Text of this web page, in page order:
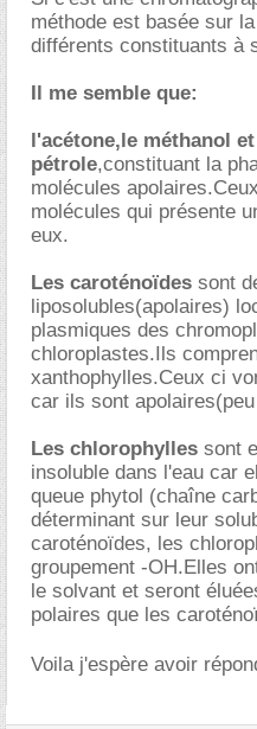
méthode est basée sur
différents constituants à
Il me semble que:
l'acétone,le méthanol
pétrole,constituant la
molécules
molécules qui présente
eux.
Les caroténoïdes sont
liposolubles(apolaires)
plasmiques des
chloroplastes.Ils
xanthophylles.Ceux ci
car ils sont
Les chlorophylles sont
insoluble dans l'eau car
queue phytol (chaîne
déterminant sur leur
caroténoïdes, les
groupement -OH.Elles
le solvant et seront
polaires que les
Voila j'espère avoir